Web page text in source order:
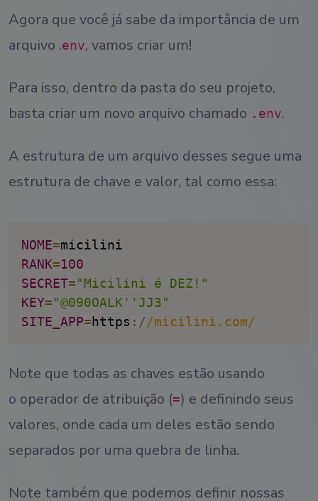
Agora que você já sabe da importância de um
arquivo .env, vamos criar um!
Para isso, dentro da pasta do seu projeto,
basta criar um novo arquivo chamado .env.
A estrutura de um arquivo desses segue uma
estrutura de chave e valor, tal como essa:
NOME=
RANK=100
SECRET="Micilini é DEZ!"
KEY="@090OALK''JJ3"
SITE_APP=https : //micilini.com/
Note que todas as chaves estão usando
o operador de atribuição (=) e definindo seus
valores, onde cada um deles estão sendo
separados por uma quebra de linha.
Note também que podemos definir nossas